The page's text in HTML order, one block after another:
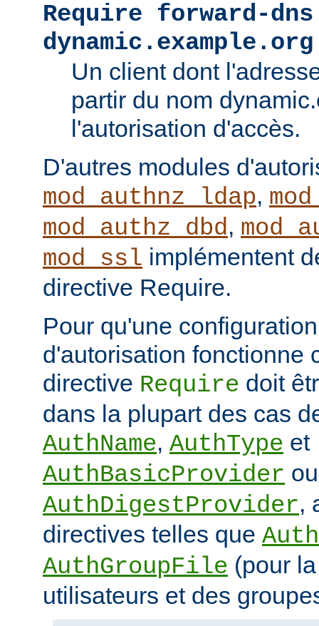
Require forward-dns
dynamic.example.org
Un client dont
partir du nom
l'autorisation d'accès.
D'autres modules
mod_authnz_ldap,
mod_authz_dbd,
mod_ssl implémentent
directive Require.
Pour qu'une
d'autorisation fonctionne
directive Require doit
dans la plupart des cas
AuthName, AuthType et
AuthBasicProvider ou
AuthDigestProvider,
directives telles que
AuthGroupFile (pour
utilisateurs et des